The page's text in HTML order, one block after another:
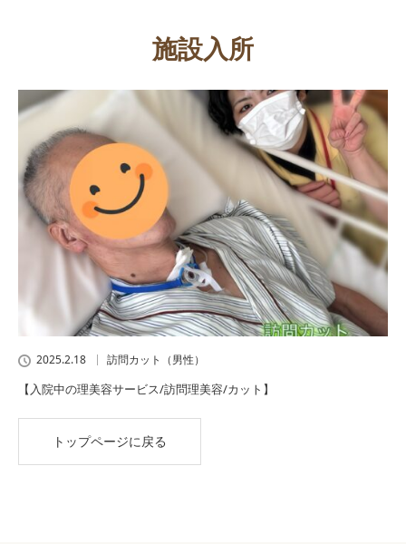
施設入所
2025.2.18 訪問カット（男性）
【入院中の理美容サービス/訪問理美容/カット】
トップページに戻る